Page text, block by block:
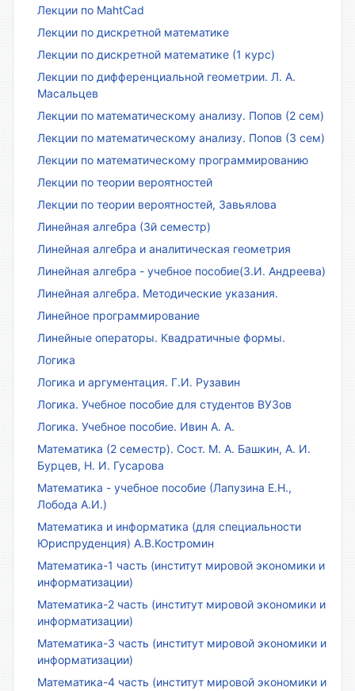
Лекции по MahtCad
Лекции по дискретной математике
Лекции по дискретной математике (1 курс)
Лекции по дифференциальной геометрии. Л. А.
Масальцев
Лекции по математическому анализу. Попов (2 сем)
Лекции по математическому анализу. Попов (3 сем)
Лекции по математическому программированию
Лекции по теории вероятностей
Лекции по теории вероятностей, Завьялова
Линейная алгебра (3й семестр)
Линейная алгебра и аналитическая геометрия
Линейная алгебра - учебное пособие(З.И. Андреева)
Линейная алгебра. Методические указания.
Линейное программирование
Линейные операторы. Квадратичные формы.
Логика
Логика и аргументация. Г.И. Рузавин
Логика. Учебное пособие для студентов ВУЗов
Логика. Учебное пособие. Ивин А. А.
Математика (2 семестр). Сост. М. А. Башкин, А. И.
Бурцев, Н. И. Гусарова
Математика - учебное пособие (Лапузина Е.Н.,
Лобода А.И.)
Математика и информатика (для специальности
Юриспруденция) А.В.Костромин
Математика-1 часть (институт мировой экономики и
информатизации)
Математика-2 часть (институт мировой экономики и
информатизации)
Математика-3 часть (институт мировой экономики и
информатизации)
Математика-4 часть (институт мировой экономики и